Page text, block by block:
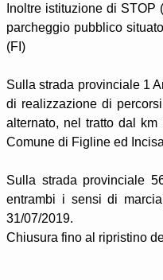
Inoltre istituzione di
parcheggio pubblico
(FI)
Sulla strada provinciale 1
di realizzazione di
alternato, nel tratto dal
Comune di Figline ed
Sulla strada provinciale
entrambi i sensi di
31/07/2019.
Chiusura fino al ripristino